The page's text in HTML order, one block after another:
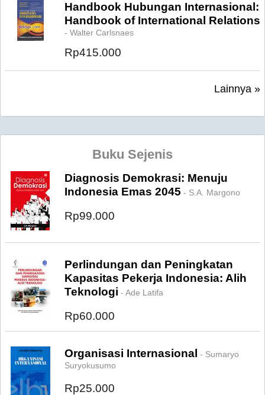
Handbook Hubungan Internasional:
Handbook of International Relations
- Walter Carlsnaes
Rp415.000
Lainnya »
Buku Sejenis
Diagnosis Demokrasi: Menuju
Indonesia Emas 2045 - S.A. Margono
Rp99.000
Perlindungan dan Peningkatan
Kapasitas Pekerja Indonesia: Alih
Teknologi - Ade Latifa
Rp60.000
Organisasi Internasional - Sumaryo
Suryokusumo
Rp25.000